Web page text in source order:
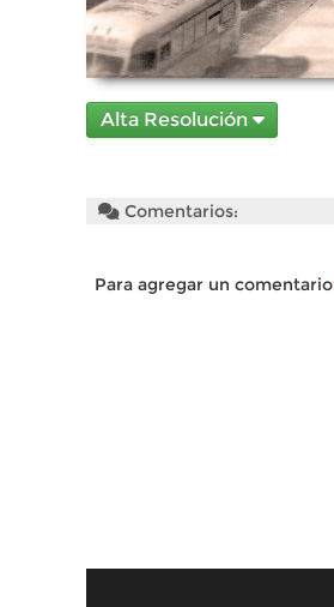
Alta Resolución
Comentarios:
Para agregar un comentario